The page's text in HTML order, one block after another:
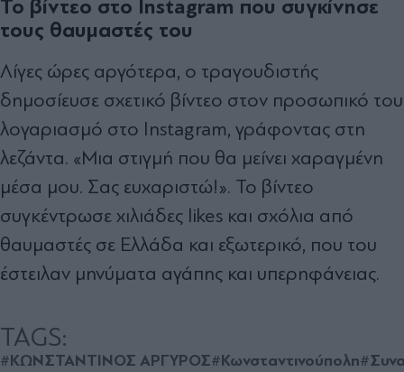
Το βίντεο στο Instagram που συγκίνησε
τους θαυμαστές του
Λίγες ώρες αργότερα, ο τραγουδιστής
δημοσίευσε σχετικό βίντεο στον προσωπικό του
λογαριασμό στο Instagram, γράφοντας στη
λεζάντα. «Μια στιγμή που θα μείνει χαραγμένη
μέσα μου. Σας ευχαριστώ!». Το βίντεο
συγκέντρωσε χιλιάδες likes και σχόλια από
θαυμαστές σε Ελλάδα και εξωτερικό, που του
έστειλαν μηνύματα αγάπης και υπερηφάνειας.
TAGS:
#ΚΩΝΣΤΑΝΤΙΝΟΣ ΑΡΓΥΡΟΣ#Κωνσταντινούπολη